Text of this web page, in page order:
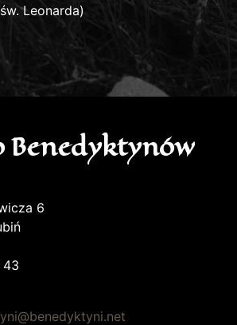
Leonarda)
Benedyktynów
6